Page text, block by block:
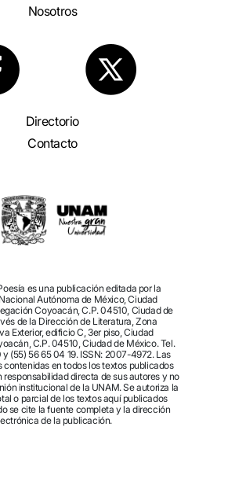
Nosotros
Directorio
Contacto
es una publicación editada por la
Autónoma de México, Ciudad
Coyoacán, C.P. 04510, Ciudad de
de la Dirección de Literatura, Zona
Exterior, edificio C, 3er piso, Ciudad
C.P. 04510, Ciudad de México. Tel.
y (55) 56 65 04 19. ISSN: 2007-4972. Las
contenidas en todos los textos publicados
responsabilidad directa de sus autores y no
institucional de la UNAM. Se autoriza la
o parcial de los textos aquí publicados
se cite la fuente completa y la dirección
de la publicación.